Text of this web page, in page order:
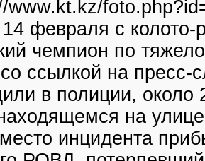
www.kt.kz/
февраля с колото-
чемпион по
со ссылкой на
в полиции,
на
инцидента